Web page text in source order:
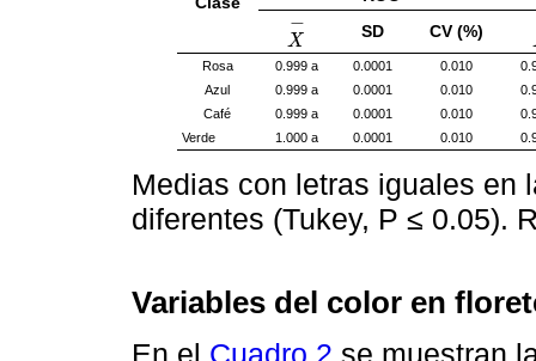
X
−
X-
SD CV (%)
Rosa 0.999 a 0.0001 0.010
Azul
0.999 a 0.0001 0.010
Café
0.999 a 0.0001 0.010
Verde
1.000 a 0.0001 0.010
Medias con letras iguales en
diferentes (Tukey, P ≤ 0.05).
Variables del color en
En el Cuadro 2 se muestran